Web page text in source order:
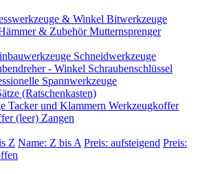
& Winkel Bitwerkzeuge
& Zubehör Mutternsprenger
Schneidwerkzeuge
- Winkel Schraubenschlüssel
Spannwerkzeuge
(Ratschenkasten)
Tacker und Klammern Werkzeugkoffer
(leer) Zangen
Z Name: Z bis A Preis: aufsteigend Preis: